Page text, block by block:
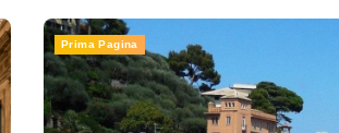
Prima Pagina